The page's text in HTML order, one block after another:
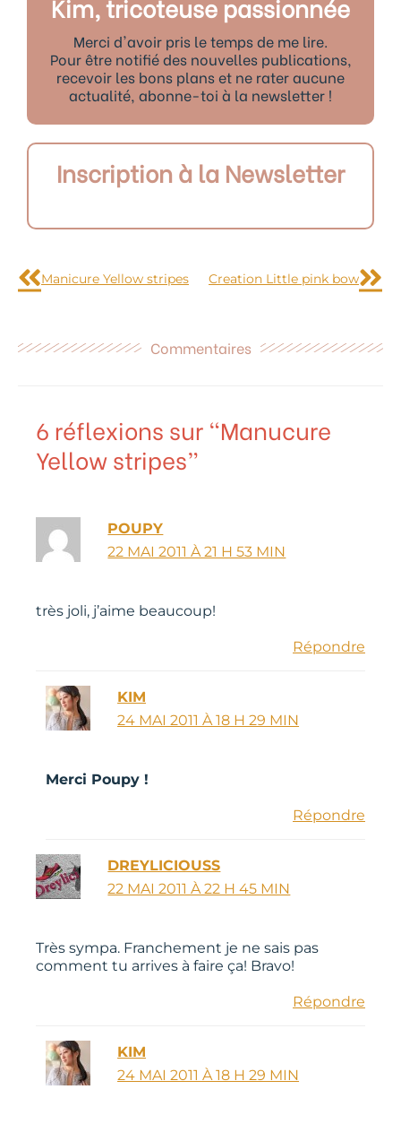
Kim, tricoteuse passionnée
Merci d'avoir pris le temps de me lire.
Pour être notifié des nouvelles publications,
recevoir les bons plans et ne rater aucune
actualité, abonne-toi à la newsletter !
Inscription à la Newsletter
Manicure Yellow stripes Creation Little pink bow
Commentaires
6 réflexions sur “Manucure
Yellow stripes”
POUPY
22 MAI 2011 À 21 H 53 MIN
très joli, j’aime beaucoup!
Répondre
KIM
24 MAI 2011 À 18 H 29 MIN
Merci Poupy !
Répondre
DREYLICIOUSS
22 MAI 2011 À 22 H 45 MIN
Très sympa. Franchement je ne sais pas
comment tu arrives à faire ça! Bravo!
Répondre
KIM
24 MAI 2011 À 18 H 29 MIN